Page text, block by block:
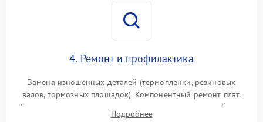
4. Ремонт и профилактика
Замена изношенных деталей (термопленки, резиновых
валов, тормозных площадок). Компонентный ремонт плат.
Тщательная очистка тракта печати, контактов и линз блока
лазера (LSU) от просыпанного тонера и пыли.
Подробнее